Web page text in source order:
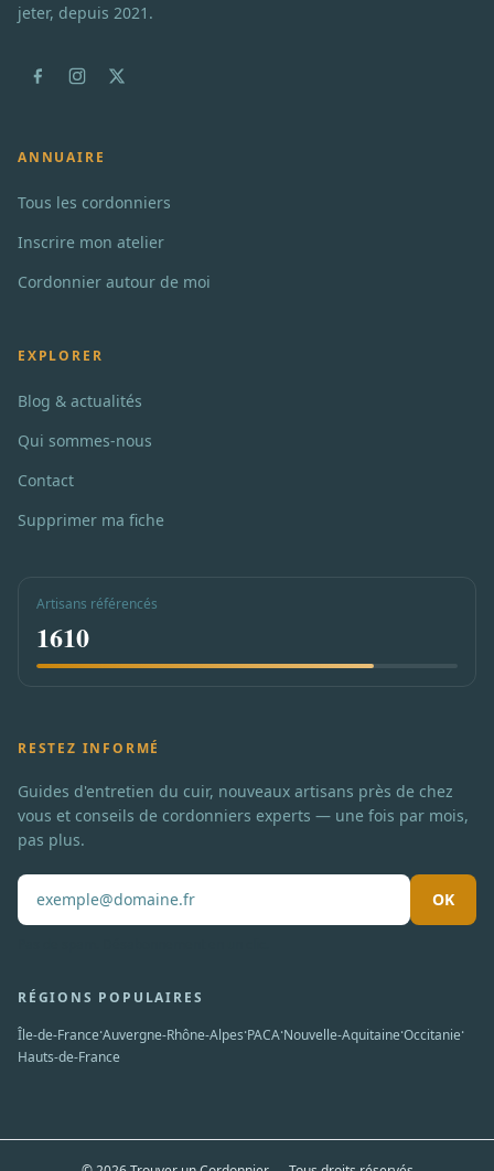
jeter, depuis 2021.
ANNUAIRE
Tous les cordonniers
Inscrire mon atelier
Cordonnier autour de moi
EXPLORER
Blog & actualités
Qui sommes-nous
Contact
Supprimer ma fiche
Artisans référencés
1610
RESTEZ INFORMÉ
Guides d'entretien du cuir, nouveaux artisans près de chez
vous et conseils de cordonniers experts — une fois par mois,
pas plus.
OK
RÉGIONS POPULAIRES
Île-de-France·Auvergne-Rhône-Alpes·PACA·Nouvelle-Aquitaine·Occitanie·
Hauts-de-France